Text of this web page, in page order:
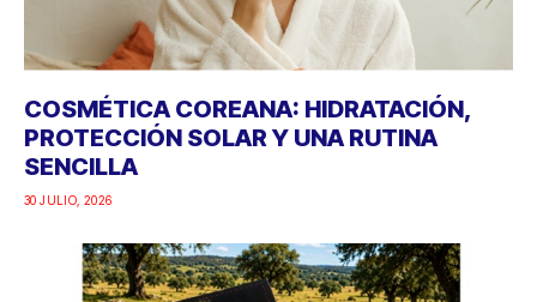
COSMÉTICA COREANA: HIDRATACIÓN,
PROTECCIÓN SOLAR Y UNA RUTINA
SENCILLA
30 JULIO, 2026